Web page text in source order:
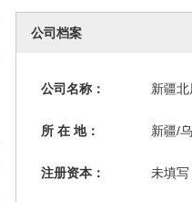
公司档案
公司名称： 新疆
所 在 地： 新疆/
注册资本： 未填写